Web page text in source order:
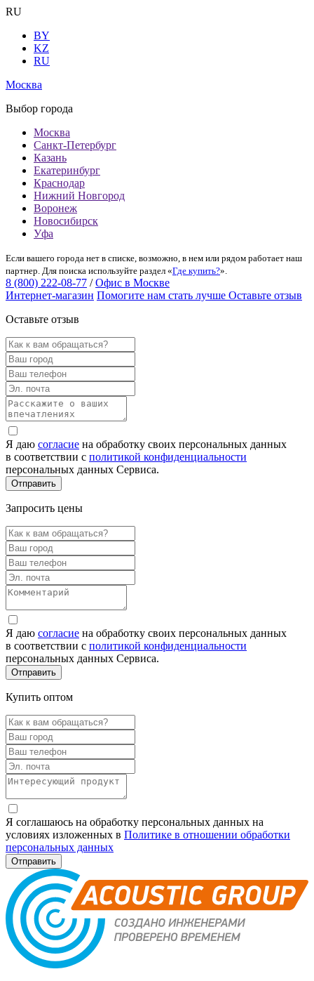
RU
BY
KZ
RU
Москва
Выбор города
Москва
Санкт-Петербург
Казань
Екатеринбург
Краснодар
Нижний Новгород
Воронеж
Новосибирск
Уфа
Если вашего города нет в списке, возможно, в нем или рядом работает наш
партнер. Для поиска используйте раздел «Где купить?».
8 (800) 222-08-77 / Офис в Москве
Интернет-магазин Помогите нам стать лучше Оставьте отзыв
Оставьте отзыв
Я даю согласие на обработку своих персональных данных
в соответствии с политикой конфиденциальности
персональных данных Сервиса.
Запросить цены
Я даю согласие на обработку своих персональных данных
в соответствии с политикой конфиденциальности
персональных данных Сервиса.
Купить оптом
Я соглашаюсь на обработку персональных данных на
условиях изложенных в Политике в отношении обработки
персональных данных